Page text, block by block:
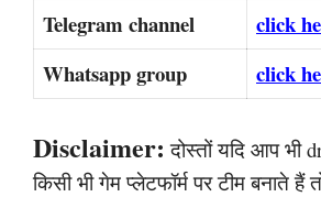
Telegram channel
click
Whatsapp group
click
Disclaimer: दोस्तों यदि आप भी
किसी भी गेम प्लेटफॉर्म पर टीम बनाते हैं